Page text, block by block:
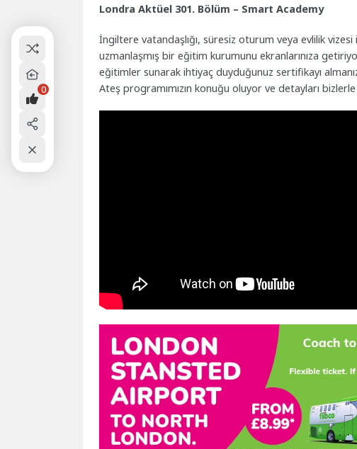
Londra Aktüel 301. Bölüm – Smart Academy
İngiltere vatandaşlığı, süresiz oturum veya evlilik vizesi
uzmanlaşmış bir eğitim kurumunu ekranlarınıza
eğitimler sunarak ihtiyaç duyduğunuz sertifikayı
Ateş programımızın konuğu oluyor ve detayları bizlerle
0